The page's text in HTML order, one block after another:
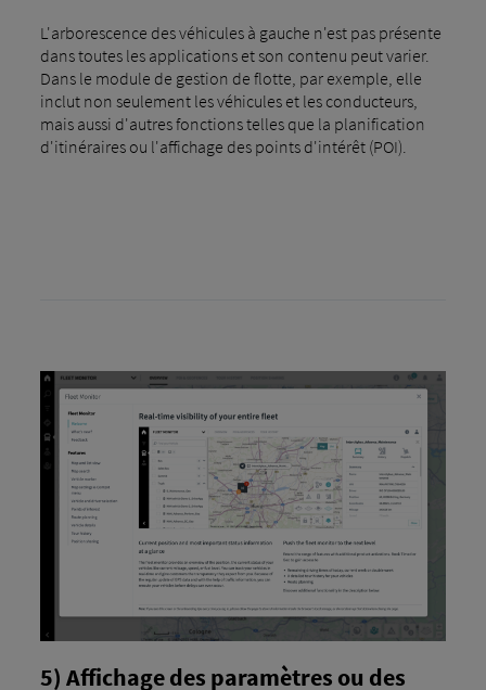
L'arborescence des véhicules à gauche n'est pas présente
dans toutes les applications et son contenu peut varier.
Dans le module de gestion de flotte, par exemple, elle
inclut non seulement les véhicules et les conducteurs,
mais aussi d'autres fonctions telles que la planification
d'itinéraires ou l'affichage des points d'intérêt (POI).
5) Affichage des paramètres ou des